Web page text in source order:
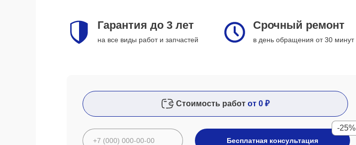
Гарантия до 3 лет
на все виды работ и запчастей
Срочный ремонт
в день обращения от 30 минут
Стоимость работ от 0 ₽
Бесплатная консультация
-25%